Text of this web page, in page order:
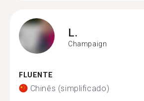
L.
Champaign
FLUENTE
Chinês (simplificado)